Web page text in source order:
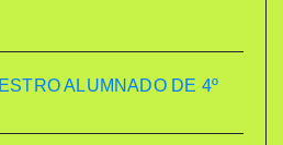
ALUMNADO DE 4º